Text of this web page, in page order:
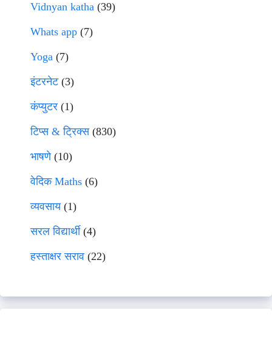
Vidnyan katha (39)
Whats app (7)
Yoga (7)
इंटरनेट(3)
कंप्युटर (1)
टिप्स & ट्रिक्स(830)
भाषणे(10)
वेदिक Maths (6)
व्यवसाय(1)
सरल विद्यार्थी(4)
हस्ताक्षर सराव (22)